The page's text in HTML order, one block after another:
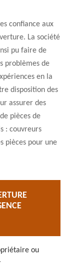
confiance aux
La société
pu faire de
problèmes de
en la
disposition des
assurer des
pièces de
: couvreurs
pièces pour une
ou